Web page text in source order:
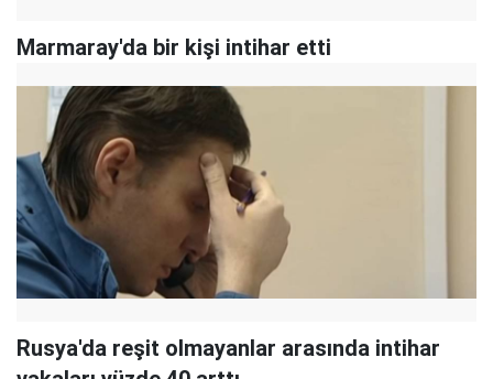
Marmaray'da bir kişi intihar etti
Rusya'da reşit olmayanlar arasında intihar